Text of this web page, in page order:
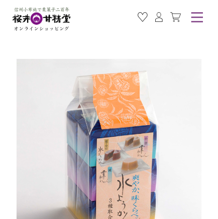
お気に入り商品
ログイン カート